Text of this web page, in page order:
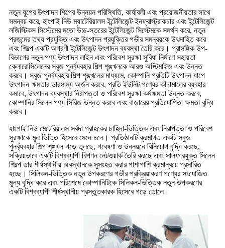
নতুন যুগের উৎপাদন শিল্পের উন্নয়ন পরিস্থিতি, কার্যাবলী এবং প্রয়োজনীয়তার সাথে
সমন্বয় করে, হাংপাই নিউ ম্যাটেরিয়ালস ইন্টেলিজেন্ট ইনফ্রাস্ট্রাকচার এবং ইন্টেলিজেন্ট
লজিস্টিকস সিস্টেমের মতো উচ্চ-স্তরের ইন্টেলিজেন্ট সিস্টেমকে সমর্থন করে, নতুন
প্রজন্মের তথ্য প্রযুক্তি এবং উৎপাদন প্রযুক্তির গভীর সমন্বয়কে উৎসাহিত করে
এবং শিল্পে একটি অগ্রণী ইন্টেলিজেন্ট উৎপাদন ব্যবস্থা তৈরি করে। প্রাসঙ্গিক উপ-
বিভাগের নতুন পণ্য উৎপাদন লাইন এবং পরিবেশ সুরক্ষা সুবিধা নির্মাণে সহায়তা
ক্লোরোসিলেনের সবুজ পুনর্ব্যবহার শিল্প শৃঙ্খলকে আরও অপ্টিমাইজ এবং উন্নত
করবে। সবুজ পুনর্ব্যবহার শিল্প শৃঙ্খলের মাধ্যমে, কোম্পানি প্রতিটি উৎপাদন ধাপে
উৎপাদন ক্ষমতার ভারসাম্য অর্জন করবে, প্রতি ইউনিট পণ্যের কাঁচামালের ব্যবহার
কমাবে, উৎপাদন ব্যবস্থার নিরাপত্তা ও পরিবেশ সুরক্ষা কর্মক্ষমতা উন্নত করবে,
কোম্পানির সিলেন পণ্য সিরিজ উন্নত করবে এবং বাজারের প্রতিযোগিতা ক্ষমতা বৃদ্ধি
করবে।
হাংপাই নিউ মেটেরিয়ালস সর্বদা গ্রাহকের চাহিদা-ভিত্তিক এবং নিরাপত্তা ও পরিবেশ
সুরক্ষাকে মূল ভিত্তি হিসেবে মেনে চলে। প্রতিষ্ঠানটি ক্রমাগত একটি সবুজ
পুনর্ব্যবহার শিল্প শৃঙ্খল গড়ে তুলছে, গবেষণা ও উন্নয়নে বিনিয়োগ বৃদ্ধি করছে,
সক্রিয়ভাবে একটি বিশ্বব্যাপী বিপণন নেটওয়ার্ক তৈরি করছে এবং সালফারযুক্ত সিলেন
শিল্পে তার শীর্ষস্থানীয় অবস্থানকে সুসংহত করার পাশাপাশি ক্রমান্বয়ে প্রসারিত
হচ্ছে। সিলিকন-ভিত্তিক নতুন উপকরণের গভীর প্রক্রিয়াকরণ পণ্যের সংযোজিত
মূল্য বৃদ্ধি করে এবং পরিশেষে কোম্পানিটিকে সিলিকন-ভিত্তিক নতুন উপকরণের
একটি বিশ্বব্যাপী শীর্ষস্থানীয় প্রস্তুতকারক হিসেবে গড়ে তোলে।